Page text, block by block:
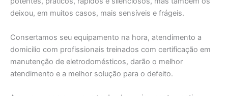
deixou, em muitos casos, mais sensíveis e frágeis.
Consertamos seu equipamento na hora, atendimento a
domicilio com profissionais treinados com certificação em
manutenção de eletrodomésticos, darão o melhor
atendimento e a melhor solução para o defeito.